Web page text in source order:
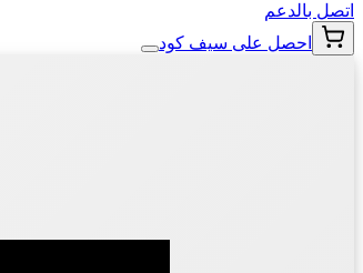
اتصل بالدعم
احصل على سيف كود